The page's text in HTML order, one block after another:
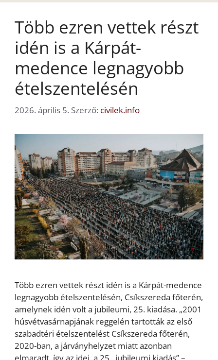
Több ezren vettek részt
idén is a Kárpát-
medence legnagyobb
ételszentelésén
2026. április 5. Szerző: civilek.info
Több ezren vettek részt idén is a Kárpát-medence
legnagyobb ételszentelésén, Csíkszereda főterén,
amelynek idén volt a jubileumi, 25. kiadása. „2001
húsvétvasárnapjának reggelén tartották az első
szabadtéri ételszentelést Csíkszereda főterén,
2020-ban, a járványhelyzet miatt azonban